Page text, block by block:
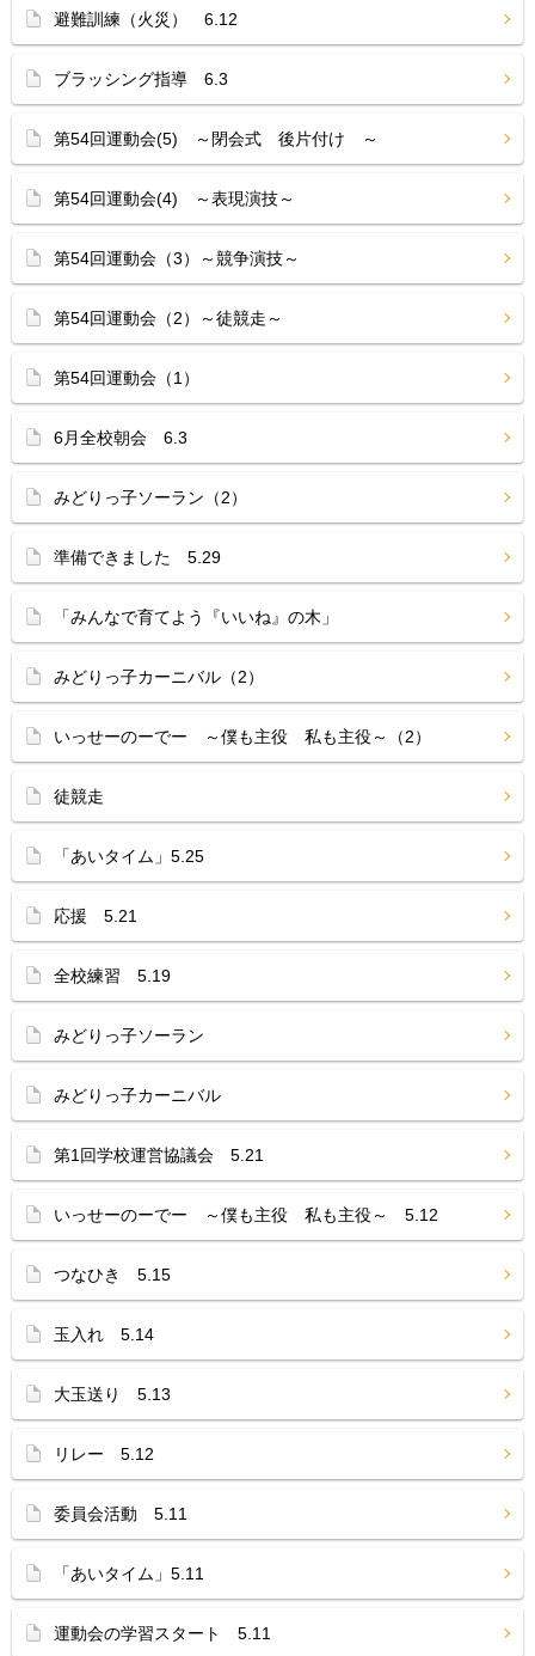
避難訓練（火災） 6.12
ブラッシング指導 6.3
第54回運動会(5) ～閉会式 後片付け ～
第54回運動会(4) ～表現演技～
第54回運動会（3）～競争演技～
第54回運動会（2）～徒競走～
第54回運動会（1）
6月全校朝会 6.3
みどりっ子ソーラン（2）
準備できました 5.29
「みんなで育てよう『いいね』の木」
みどりっ子カーニバル（2）
いっせーのーでー ～僕も主役 私も主役～（2）
徒競走
「あいタイム」5.25
応援 5.21
全校練習 5.19
みどりっ子ソーラン
みどりっ子カーニバル
第1回学校運営協議会 5.21
いっせーのーでー ～僕も主役 私も主役～ 5.12
つなひき 5.15
玉入れ 5.14
大玉送り 5.13
リレー 5.12
委員会活動 5.11
「あいタイム」5.11
運動会の学習スタート 5.11